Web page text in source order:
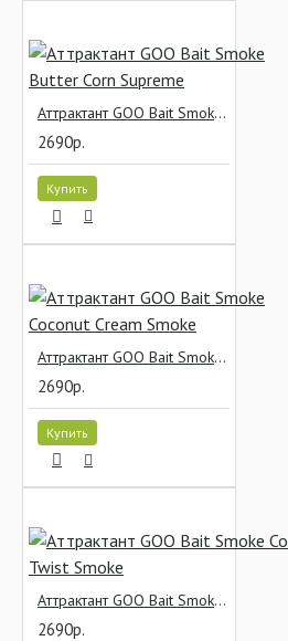
Аттрактант GOO Bait Smoke Butter Corn Supreme
2690р.
Купить
Аттрактант GOO Bait Smoke Coconut Cream Smoke
2690р.
Купить
Аттрактант GOO Bait Smoke Corn Twist Smoke
2690р.